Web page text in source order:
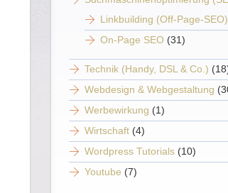
Linkbuilding (Off-Page-SEO)
On-Page SEO (31)
Technik (Handy, DSL & Co.)
Webdesign & Webgestaltung
Werbewirkung (1)
Wirtschaft (4)
Wordpress Tutorials (10)
Youtube (7)